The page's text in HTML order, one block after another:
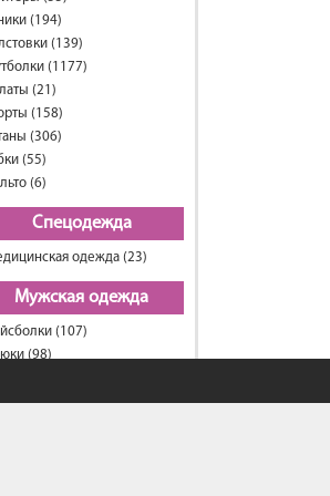
(194)
(139)
(1177)
(21)
(158)
(306)
(55)
(6)
Спецодежда
одежда (23)
Мужская одежда
(107)
(98)
(11)